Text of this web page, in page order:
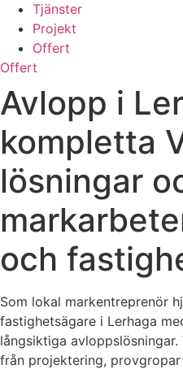
Tjänster
Projekt
Offert
Offert
Avlopp i
kompletta
lösningar
och
Som lokal markentreprenör
fastighetsägare i Lerhaga
långsiktiga
från projektering,